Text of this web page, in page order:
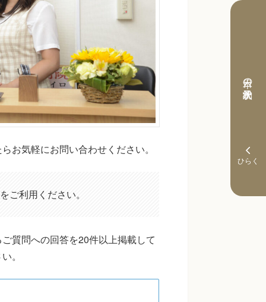
お気軽にお問い合わせください。
ご利用ください。
質問への回答を20件以上掲載して
。
本日の予約状況